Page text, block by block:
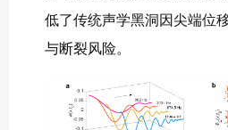
低了传统声学黑洞因尖端位
与断裂风险。